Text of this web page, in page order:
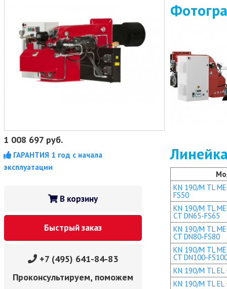
1 008 697 руб.
ГАРАНТИЯ 1 год с начала
эксплуатации
В корзину
Быстрый заказ
+7 (495) 641-84-83
Проконсультируем, поможем
KN 190/M TL
FS50
KN 190/M TL
CT DN65-FS65
KN 190/M TL
CT DN80-FS80
KN 190/M TL
CT DN100-
KN 190/M TL EL
KN 190/M TL EL